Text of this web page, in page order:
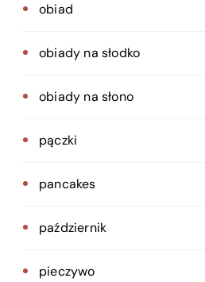
obiad
obiady na słodko
obiady na słono
pączki
pancakes
październik
pieczywo